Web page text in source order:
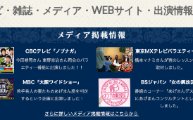
・雑誌・メディア・WEBサイト・出演情報